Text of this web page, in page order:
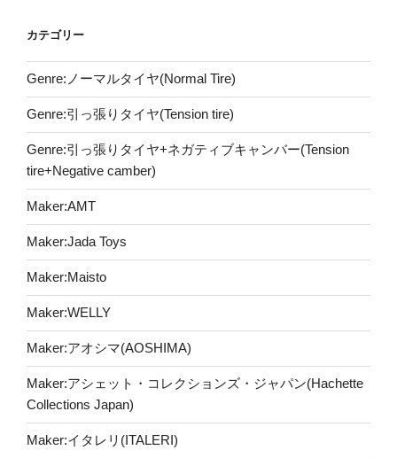
カテゴリー
Genre:ノーマルタイヤ(Normal Tire)
Genre:引っ張りタイヤ(Tension tire)
Genre:引っ張りタイヤ+ネガティブキャンバー(Tension
tire+Negative camber)
Maker:AMT
Maker:Jada Toys
Maker:Maisto
Maker:WELLY
Maker:アオシマ(AOSHIMA)
Maker:アシェット・コレクションズ・ジャパン(Hachette
Collections Japan)
Maker:イタレリ(ITALERI)